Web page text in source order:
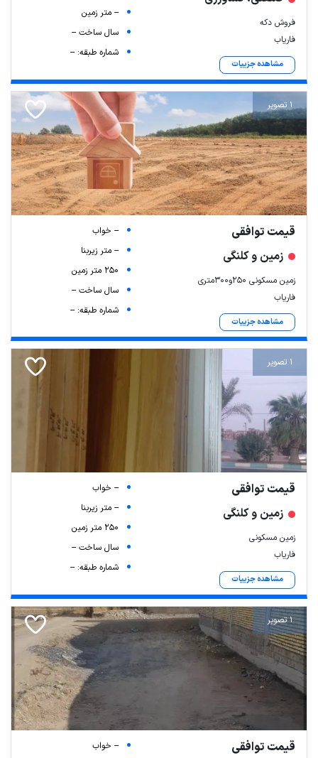
Leaflet| Map data © ariamarz.com
فروش دکه
فاریاب
مشاهده جزییات
-- متر زمین
سال ساخت --
شماره طبقه: --
1 تصویر
قیمت توافقی
زمین و کلنگی
زمین مسکونی 250و۳۰۰متری
فاریاب
مشاهده جزییات
-- خواب
-- متر زیربنا
250 متر زمین
سال ساخت --
شماره طبقه: --
1 تصویر
قیمت توافقی
زمین و کلنگی
زمین مسکونی
فاریاب
مشاهده جزییات
-- خواب
-- متر زیربنا
250 متر زمین
سال ساخت --
شماره طبقه: --
1 تصویر
قیمت توافقی
-- خواب